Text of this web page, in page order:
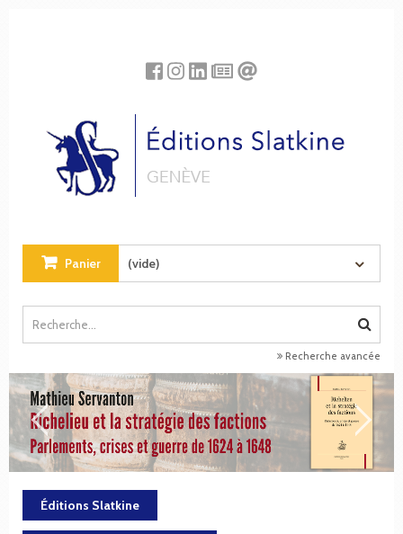
Panier (vide)
Recherche avancée
Éditions Slatkine